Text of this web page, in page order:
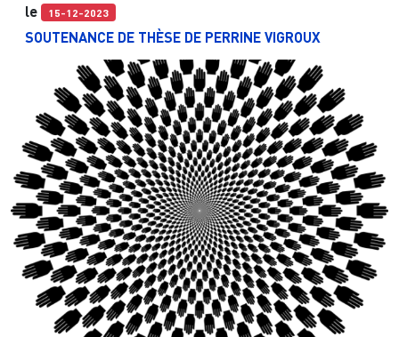
le 15-12-2023
SOUTENANCE DE THÈSE DE PERRINE VIGROUX